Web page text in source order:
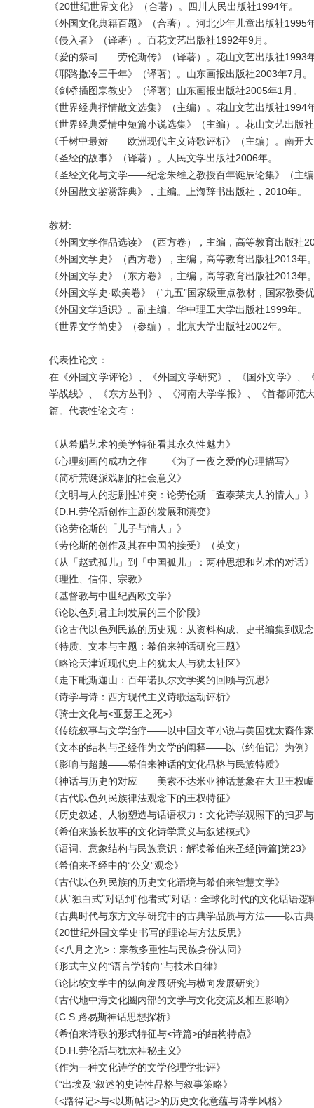
《20世纪世界文化》（合著）。四川人民出版社1994年。
《外国文化典籍百题》（合著）。河北少年儿童出版社1995
《侵入者》（译著）。百花文艺出版社1992年9月。
《爱的祭司——劳伦斯传》（译著）。花山文艺出版社1993
《耶路撒冷三千年》（译著）。山东画报出版社2003年7月。
《剑桥插图宗教史》（译著）山东画报出版社2005年1月。
《世界经典抒情散文选集》（主编）。花山文艺出版社1994
《世界经典爱情中短篇小说选集》（主编）。花山文艺出版
《千树中最娇——欧洲现代主义诗歌评析》（主编）。南开
《圣经的故事》（译著）。人民文学出版社2006年。
《圣经文化与文学——纪念朱维之教授百年诞辰论集》（主
《外国散文鉴赏辞典》，主编。上海辞书出版社，2010年。
教材:
《外国文学作品选读》（西方卷），主编，高等教育出版社
《外国文学史》（西方卷），主编，高等教育出版社2013年
《外国文学史》（东方卷》，主编，高等教育出版社2013年
《外国文学史·欧美卷》（“九五”国家级重点教材，国家教
《外国文学通识》。副主编。华中理工大学出版社1999年。
《世界文学简史》（参编）。北京大学出版社2002年。
代表性论文：
在《外国文学评论》、《外国文学研究》、《国外文学》
学战线》、《东方丛刊》、《河南大学学报》、《首都师范
篇。代表性论文有：
《从希腊艺术的美学特征看其永久性魅力》
《心理刻画的成功之作——《为了一夜之爱的心理描写》
《简析荒诞派戏剧的社会意义》
《文明与人的悲剧性冲突：论劳伦斯「查泰莱夫人的情人」》
《D.H.劳伦斯创作主题的发展和演变》
《论劳伦斯的「儿子与情人」》
《劳伦斯的创作及其在中国的接受》（英文）
《从「赵式孤儿」到「中国孤儿」：两种思想和艺术的对话》
《理性、信仰、宗教》
《基督教与中世纪西欧文学》
《论以色列君主制发展的三个阶段》
《论古代以色列民族的历史观：从资料构成、史书编集到观
《特质、文本与主题：希伯来神话研究三题》
《略论天津近现代史上的犹太人与犹太社区》
《走下毗斯迦山：百年诺贝尔文学奖的回顾与沉思》
《诗学与诗：西方现代主义诗歌运动评析》
《骑士文化与<亚瑟王之死>》
《传统叙事与文学治疗——以中国文革小说与美国犹太裔作
《文本的结构与圣经作为文学的阐释——以〈约伯记〉为例》
《影响与超越——希伯来神话的文化品格与民族特质》
《神话与历史的对应——美索不达米亚神话意象在大卫王权
《古代以色列民族律法观念下的王权特征》
《历史叙述、人物塑造与话语权力：文化诗学观照下的扫罗
《希伯来族长故事的文化诗学意义与叙述模式》
《语词、意象结构与民族意识：解读希伯来圣经[诗篇]第23》
《希伯来圣经中的“公义”观念》
《古代以色列民族的历史文化语境与希伯来智慧文学》
《从“独白式”对话到“他者式”对话：全球化时代的文化话语逻
《古典时代与东方文学研究中的古典学品质与方法——以古
《20世纪外国文学史书写的理论与方法反思》
《<八月之光>：宗教多重性与民族身份认同》
《形式主义的“语言学转向”与技术自律》
《论比较文学中的纵向发展研究与横向发展研究》
《古代地中海文化圈内部的文学与文化交流及相互影响》
《C.S.路易斯神话思想探析》
《希伯来诗歌的形式特征与<诗篇>的结构特点》
《D.H.劳伦斯与犹太神秘主义》
《作为一种文化诗学的文学伦理学批评》
《“出埃及”叙述的史诗性品格与叙事策略》
《<路得记>与<以斯帖记>的历史文化意蕴与诗学风格》